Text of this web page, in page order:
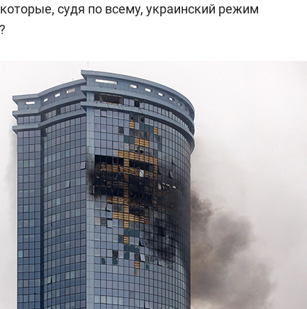
судя по всему, украинский режим